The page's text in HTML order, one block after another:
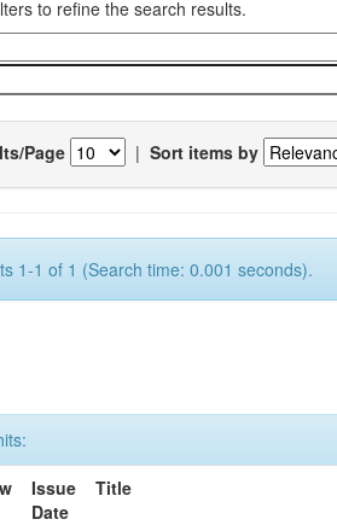
to refine the search results.
Page | Sort items by
1-1 of 1 (Search time: 0.001 seconds).
Issue
Date
Title